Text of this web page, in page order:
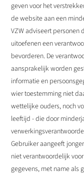
geven voor het
de website aan een
VZW adviseert personen
uitoefenen een
bevorderen. De
aansprakelijk worden
informatie en
wier toestemming niet
wettelijke ouders, noch
leeftijd - die door
Gebruiker aangeeft
niet verantwoordelijk
gegevens, met name als